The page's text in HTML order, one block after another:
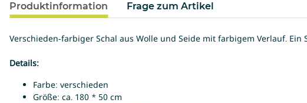
Produktinformation Frage zum Artikel
Verschieden-farbiger Schal aus Wolle und Seide mit farbigem Verlauf. Ein
Details:
Farbe: verschieden
Größe: ca. 180 * 50 cm